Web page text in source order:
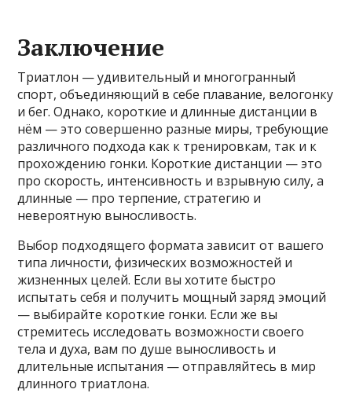
Заключение
Триатлон — удивительный и многогранный
спорт, объединяющий в себе плавание, велогонку
и бег. Однако, короткие и длинные дистанции в
нём — это совершенно разные миры, требующие
различного подхода как к тренировкам, так и к
прохождению гонки. Короткие дистанции — это
про скорость, интенсивность и взрывную силу, а
длинные — про терпение, стратегию и
невероятную выносливость.
Выбор подходящего формата зависит от вашего
типа личности, физических возможностей и
жизненных целей. Если вы хотите быстро
испытать себя и получить мощный заряд эмоций
— выбирайте короткие гонки. Если же вы
стремитесь исследовать возможности своего
тела и духа, вам по душе выносливость и
длительные испытания — отправляйтесь в мир
длинного триатлона.